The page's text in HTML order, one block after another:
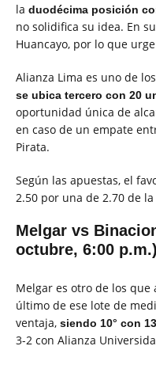
la duodécima posición
no solidifica su idea. En
Huancayo, por lo que
Alianza Lima es uno de
se ubica tercero con 20
oportunidad única de
en caso de un empate
Pirata.
Según las apuestas, el
2.50 por una de 2.70 de
Melgar vs
octubre, 6:00 p.m.)
Melgar es otro de los
último de ese lote de
ventaja, siendo 10° con
3-2 con Alianza